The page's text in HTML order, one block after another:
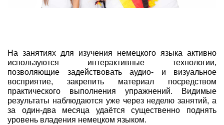
На занятиях для изучения немецкого языка активно
используются интерактивные технологии,
позволяющие задействовать аудио- и визуальное
восприятие, закрепить материал посредством
практического выполнения упражнений. Видимые
результаты наблюдаются уже через неделю занятий, а
за один-два месяца удаётся существенно поднять
уровень владения немецком языком.